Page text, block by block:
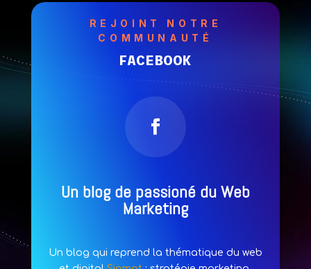
REJOINT NOTRE
COMMUNAUTÉ
FACEBOOK
Un blog de passioné du Web
Marketing
Un blog qui reprend la thématique du web